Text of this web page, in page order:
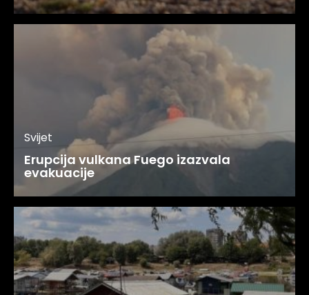
Svijet
Erupcija vulkana Fuego izazvala
evakuacije